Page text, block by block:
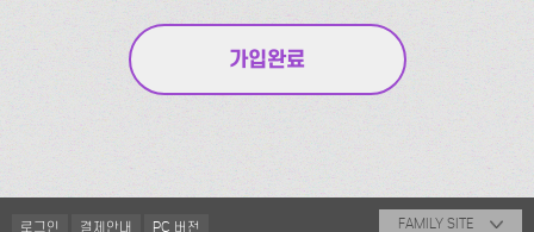
로그인 결제안내 PC 버전 FAMILY SITE